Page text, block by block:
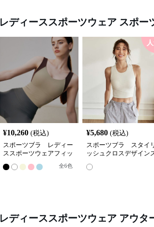
レディーススポーツウェア スポー
¥10,260 (税込)
スポーツブラ レディー
ススポーツウェアフィッ
ト感抜群立体裁断スポー
ツブラトップ
全6色
¥5,680 (税込)
スポーツブラ スタイ
ッシュクロスデザイン
レディーススポーツウェア アウタ